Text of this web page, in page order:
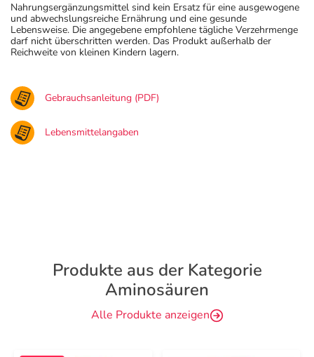
Nahrungsergänzungsmittel sind kein Ersatz für eine ausgewogene
und abwechslungsreiche Ernährung und eine gesunde
Lebensweise. Die angegebene empfohlene tägliche Verzehrmenge
darf nicht überschritten werden. Das Produkt außerhalb der
Reichweite von kleinen Kindern lagern.
Gebrauchsanleitung (PDF)
Lebensmittelangaben
Produkte aus der Kategorie
Aminosäuren
Alle Produkte anzeigen